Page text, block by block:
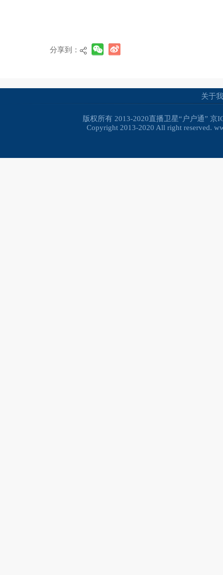
分享到：
关于
版权所有 2013-2020直播卫星“户户通” 京
Copyright 2013-2020 All right reserved.